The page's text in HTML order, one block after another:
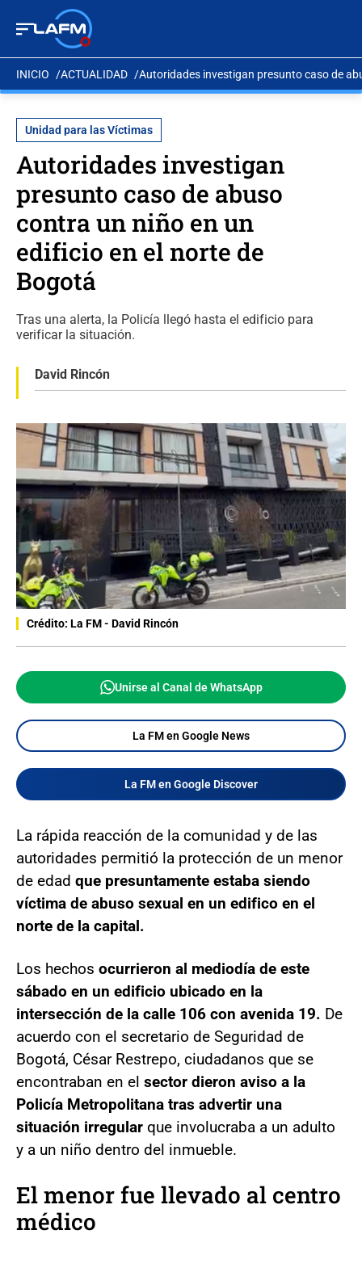
INICIO ACTUALIDAD Autoridades investigan presunto caso de
Unidad para las Víctimas
Autoridades investigan
presunto caso de abuso
contra un niño en un
edificio en el norte de
Bogotá
Tras una alerta, la Policía llegó hasta el edificio para
verificar la situación.
David Rincón
Crédito: La FM - David Rincón
Unirse al Canal de WhatsApp
La FM en Google News
La FM en Google Discover
La rápida reacción de la comunidad y de las
autoridades permitió la protección de un menor
de edad que presuntamente estaba siendo
víctima de abuso sexual en un edifico en el
norte de la capital.
Los hechos ocurrieron al mediodía de este
sábado en un edificio ubicado en la
intersección de la calle 106 con avenida 19. De
acuerdo con el secretario de Seguridad de
Bogotá, César Restrepo, ciudadanos que se
encontraban en el sector dieron aviso a la
Policía Metropolitana tras advertir una
situación irregular que involucraba a un adulto
y a un niño dentro del inmueble.
El menor fue llevado al centro
médico